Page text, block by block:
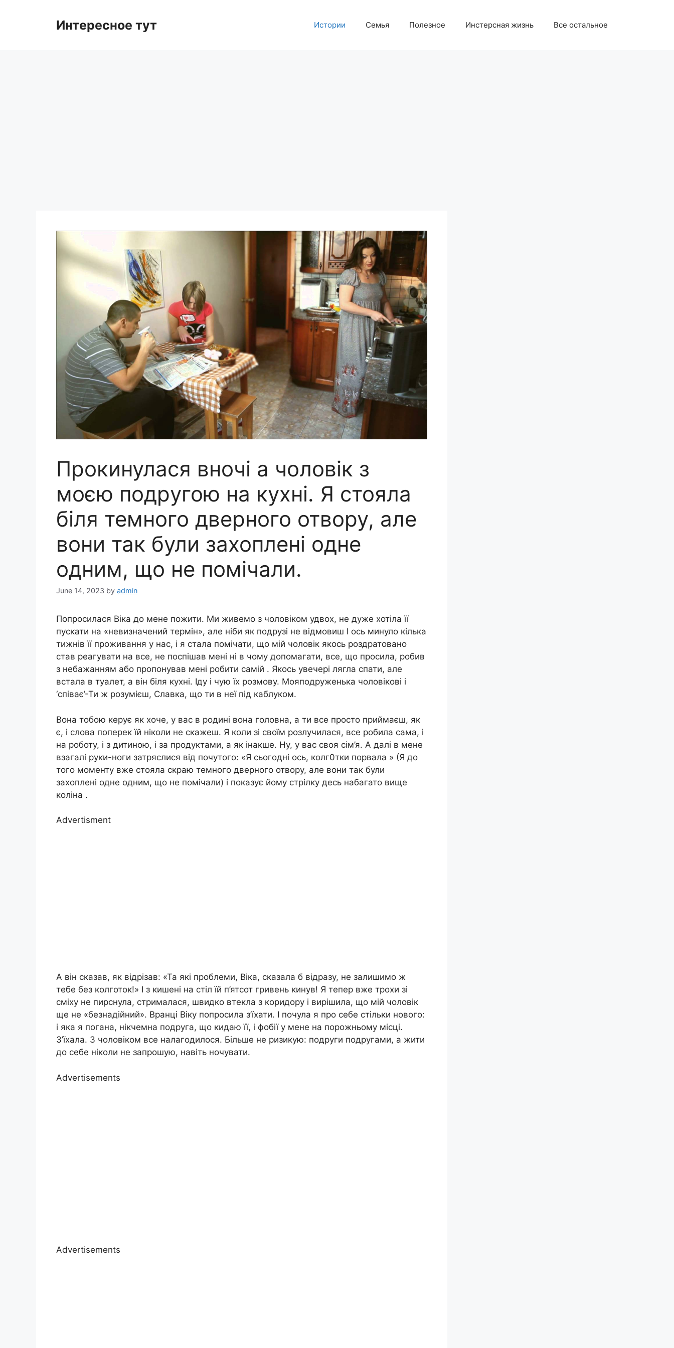
Интересное тут Истории Семья Полезное Инстерсная жизнь Все остальное
Прокинулася вночі а чолoвік з
моєю подрyгою на кухні. Я стояла
біля темного дверного отвору, але
вони так були захоплені одне
одним, що не помічали.
June 14, 2023 by admin
Попросилася Віка до мене пожити. Ми живемо з чоловіком удвох, не дуже хотіла її
пускати на «невизначений термін», але ніби як подрузі не відмовиш І ось минуло кілька
тижнів її проживання у нас, і я стала помічати, що мій чоловік якось роздратовано
став реагувати на все, не поспішав мені ні в чому допомагати, все, що просила, робив
з небажанням або пропонував мені робити самій . Якось увечері лягла спати, але
встала в туалет, а він біля кухні. Іду і чую їх розмову. Мояподруженька чоловікові і
‘співає’-Ти ж розумієш, Славка, що ти в неї під каблуком.
Вона тобою керує як хоче, у вас в родині вона головна, а ти все просто приймаєш, як
є, і слова поперек їй ніколи не скажеш. Я коли зі своїм розлучилася, все робила сама, і
на роботу, і з дитиною, і за продуктами, а як інакше. Ну, у вас своя сім’я. А далі в мене
взагалі руки-ноги затряслися від почутого: «Я сьогодні ось, колг0тки порвала » (Я до
того моменту вже стояла скраю темного дверного отвору, але вони так були
захоплені одне одним, що не помічали) і показує йому стрілку десь набагато вище
коліна .
Advertisment
А він сказав, як відрізав: «Та які проблеми, Віка, сказала б відразу, не залишимо ж
тебе без колготок!» І з кишені на стіл їй п’ятсот гривень кинув! Я тепер вже трохи зі
сміху не пирснула, стрималася, швидко втекла з коридору і вирішила, що мій чоловік
ще не «безнадійний». Вранці Віку попросила з’їхати. І почула я про себе стільки нового:
і яка я погана, нікчемна подруга, що кидаю її, і фобії у мене на порожньому місці.
З’їхала. З чоловіком все налагодилося. Більше не ризикую: подруги подругами, а жити
до себе ніколи не запрошую, навіть ночувати.
Advertisements
Advertisements